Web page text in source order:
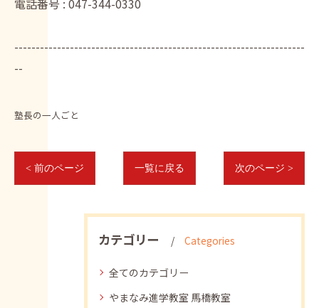
電話番号 : 047-344-0330
--------------------------------------------------------------------
--
塾長の一人ごと
< 前のページ 一覧に戻る 次のページ >
カテゴリー Categories
全てのカテゴリー
やまなみ進学教室 馬橋教室